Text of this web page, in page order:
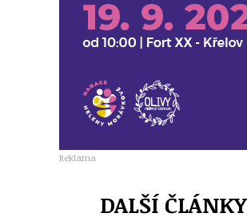
Reklama
DALŠÍ ČLÁNKY